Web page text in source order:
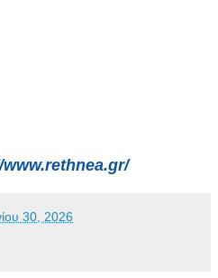
30, 2026